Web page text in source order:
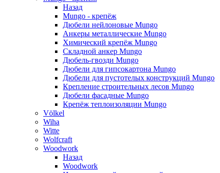
Назад
Mungo - крепёж
Дюбели нейлоновые Mungo
Анкеры металлические Mungo
Химический крепёж Mungo
Складной анкер Mungo
Дюбель-гвозди Mungo
Дюбели для гипсокартона Mungo
Дюбели для пустотелых конструкций Mungo
Крепление строительных лесов Mungo
Дюбели фасадные Mungo
Крепёж теплоизоляции Mungo
Völkel
Wiha
Witte
Wolfcraft
Woodwork
Назад
Woodwork